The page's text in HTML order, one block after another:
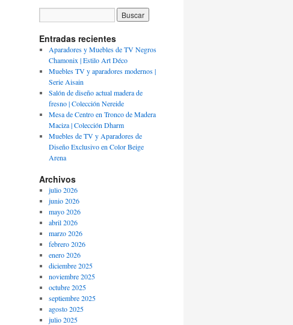
Entradas recientes
Aparadores y Muebles de TV Negros
Chamonix | Estilo Art Déco
Muebles TV y aparadores modernos |
Serie Aisain
Salón de diseño actual madera de
fresno | Colección Nereide
Mesa de Centro en Tronco de Madera
Maciza | Colección Dharm
Muebles de TV y Aparadores de
Diseño Exclusivo en Color Beige
Arena
Archivos
julio 2026
junio 2026
mayo 2026
abril 2026
marzo 2026
febrero 2026
enero 2026
diciembre 2025
noviembre 2025
octubre 2025
septiembre 2025
agosto 2025
julio 2025